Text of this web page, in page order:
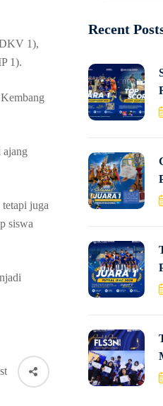
1),
1).
juga
siswa
Recent